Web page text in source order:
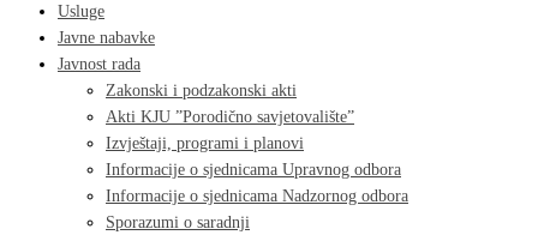
Usluge
Javne nabavke
Javnost rada
Zakonski i podzakonski akti
Akti KJU ”Porodično savjetovalište”
Izvještaji, programi i planovi
Informacije o sjednicama Upravnog odbora
Informacije o sjednicama Nadzornog odbora
Sporazumi o saradnji